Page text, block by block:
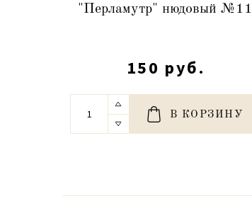
"Перламутр" нюдовый №11
150 руб.
В КОРЗИНУ